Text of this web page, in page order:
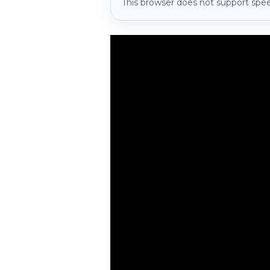
This browser does not support